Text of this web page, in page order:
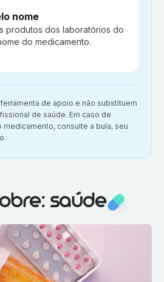
nome
produtos dos laboratórios do
do medicamento.
de apoio e não substituem
de saúde. Em caso de
consulte a bula, seu
saúde